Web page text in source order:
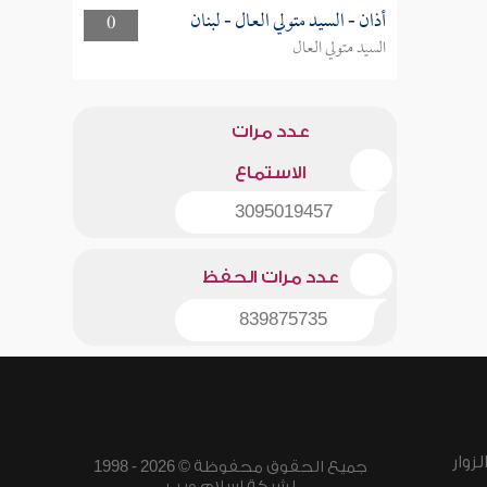
0
أذان - السيد متولي العال - لبنان
السيد متولي العال
عدد مرات
الاستماع
3095019457
عدد مرات الحفظ
839875735
جميع الحقوق محفوظة © 2026 - 1998